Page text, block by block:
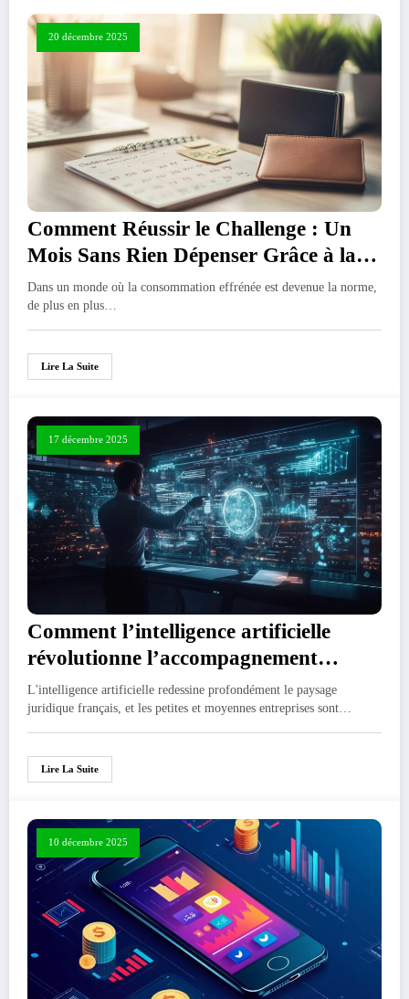
20 décembre 2025
Comment Réussir le Challenge : Un
Mois Sans Rien Dépenser Grâce à la
Revente d’Objets
Dans un monde où la consommation effrénée est devenue la norme,
de plus en plus…
Lire La Suite
17 décembre 2025
Comment l’intelligence artificielle
révolutionne l’accompagnement
juridique des PME
L'intelligence artificielle redessine profondément le paysage
juridique français, et les petites et moyennes entreprises sont…
Lire La Suite
10 décembre 2025